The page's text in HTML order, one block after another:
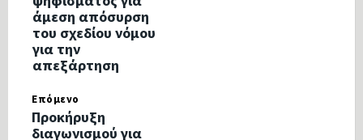
άμεση απόσυρση
του σχεδίου νόμου
για την
απεξάρτηση
Επόμενο
Προκήρυξη
διαγωνισμού για